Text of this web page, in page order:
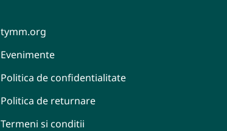
tymm.org
Evenimente
Politica de confidentialitate
Politica de returnare
Termeni si conditii